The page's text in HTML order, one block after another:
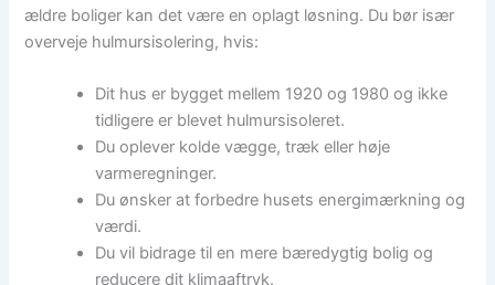
ældre boliger kan det være en oplagt løsning. Du bør især
overveje hulmursisolering, hvis:
Dit hus er bygget mellem 1920 og 1980 og ikke
tidligere er blevet hulmursisoleret.
Du oplever kolde vægge, træk eller høje
varmeregninger.
Du ønsker at forbedre husets energimærkning og
værdi.
Du vil bidrage til en mere bæredygtig bolig og
reducere dit klimaaftryk.